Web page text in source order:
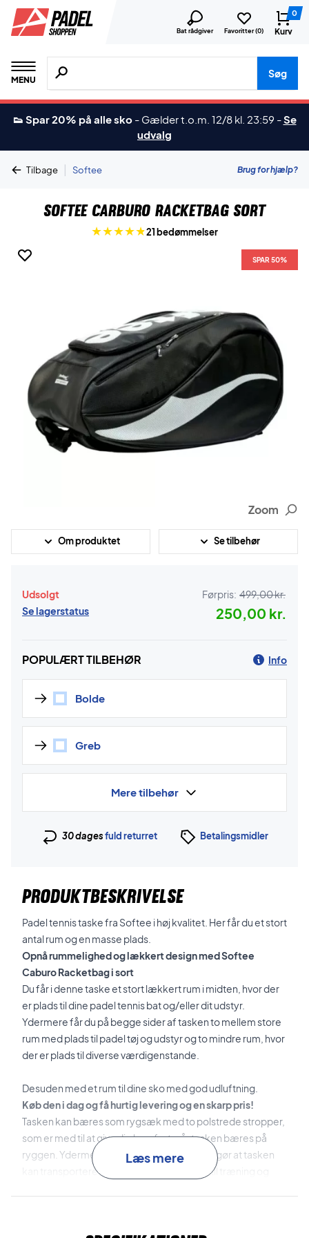
Bat rådgiver Favoritter (0)
0
Kurv
MENU
Søg efter produkter, mærker etc.
Søg
👟 Spar 20% på alle sko - Gælder t.o.m. 12/8 kl. 23:59 -Se
udvalg
Tilbage | Softee Brug for hjælp?
Softee Carburo Racketbag Sort
21 bedømmelser
SPAR 50%
Zoom
Om produktet Se tilbehør
Udsolgt
Se lagerstatus
Førpris: 499,00 kr.
250,00 kr.
POPULÆRT TILBEHØR Info
Bolde
Greb
Mere tilbehør
30 dagesfuld returret Betalingsmidler
PRODUKTBESKRIVELSE
Padel tennis taske fra Softee i høj kvalitet. Her får du et stort
antal rum og en masse plads.
Opnå rummelighed og lækkert design med Softee
Caburo Racketbag i sort
Du får i denne taske et stort lækkert rum i midten, hvor der
er plads til dine padel tennis bat og/eller dit udstyr.
Ydermere får du på begge sider af tasken to mellem store
rum med plads til padel tøj og udstyr og to mindre rum, hvor
der er plads til diverse værdigenstande.
Desuden med et rum til dine sko med god udluftning.
Køb den i dag og få hurtig levering og en skarp pris!
Tasken kan bæres som rygsæk med to polstrede stropper,
som er med til at give dig komfort, når tasken bæres på
ryggen. Ydermere har tasken en hank, som gør at tasken
kan transporteres i hånden og hænges op til træning og
Læs mere